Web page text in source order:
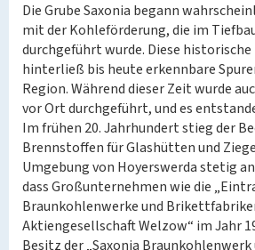
Die Grube Saxonia begann
mit der Kohleförderung, die im
durchgeführt wurde. Diese
hinterließ bis heute erkennbare
Region. Während dieser Zeit wurde
vor Ort durchgeführt, und es
Im frühen 20. Jahrhundert stieg der
Brennstoffen für Glashütten und
Umgebung von Hoyerswerda stetig
dass Großunternehmen wie die
Braunkohlenwerke und
Aktiengesellschaft Welzow“ im Jahr
Besitz der „Saxonia